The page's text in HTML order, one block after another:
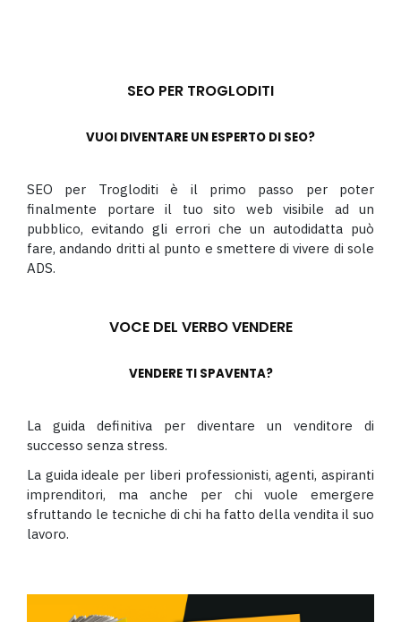
SEO PER TROGLODITI
VUOI DIVENTARE UN ESPERTO DI SEO?
SEO per Trogloditi è il primo passo per poter
finalmente portare il tuo sito web visibile ad un
pubblico, evitando gli errori che un autodidatta può
fare, andando dritti al punto e smettere di vivere di sole
ADS.
VOCE DEL VERBO VENDERE
VENDERE TI SPAVENTA?
La guida definitiva per diventare un venditore di
successo senza stress.
La guida ideale per liberi professionisti, agenti, aspiranti
imprenditori, ma anche per chi vuole emergere
sfruttando le tecniche di chi ha fatto della vendita il suo
lavoro.